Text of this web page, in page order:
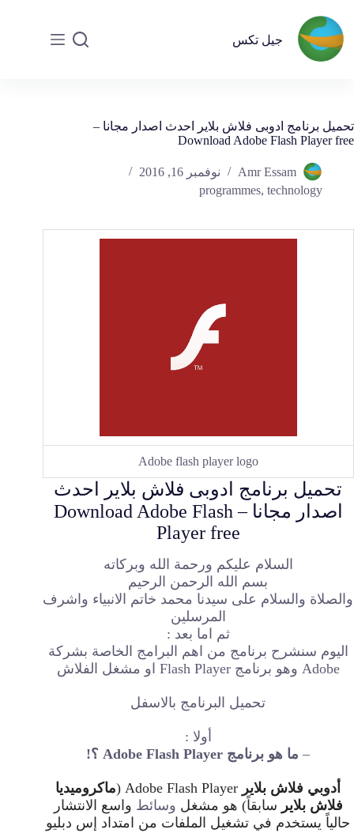
جيل تكس
تحميل برنامج ادوبى فلاش بلاير احدث اصدار مجانا –
Download Adobe Flash Player free
Amr Essam
نوفمبر 16, 2016
programmes, technology
Adobe flash player logo
تحميل برنامج ادوبى فلاش بلاير احدث
اصدار مجانا – Download Adobe Flash
Player free
السلام عليكم ورحمة الله وبركاته
بسم الله الرحمن الرحيم
والصلاة والسلام على سيدنا محمد خاتم الانبياء واشرف
المرسلين
ثم اما بعد :
اليوم سنشرح برنامج من اهم البرامج الخاصة بشركة
Adobe وهو برنامج Flash Player او مشغل الفلاش
تحميل البرنامج بالاسفل
أولا :
– ما هو برنامج Adobe Flash Player ؟!
أدوبي فلاش بلاير Adobe Flash Player ( ماكروميديا
فلاش بلاير سابقاً) هو مشغل وسائط واسع الانتشار
حالياً يستخدم في تشغيل الملفات من امتداد إس دبليو